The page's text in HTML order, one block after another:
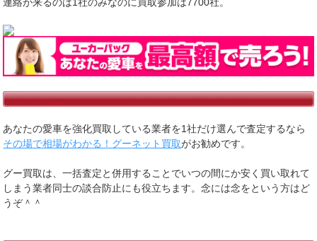
連絡が来るのは1社のみなのに買取参加は7700社。
あなたの愛車を強化買取している業者を1社だけ選んで査定するなら
その場で相場がわかる！グーネット買取がお勧めです。
グー買取は、一括査定と併用することでいつの間にか安く買い取れて
しまう業者同士の談合防止にも役立ちます。念には念をという方はど
うぞ＾＾